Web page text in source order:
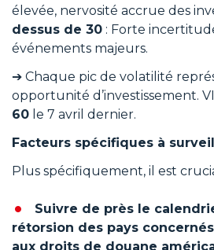
élevée, nervosité accrue des
dessus de 30 : Forte
événements majeurs.
➔ Chaque pic de volatilité
opportunité d’investissement.
60 le 7 avril dernier.
Facteurs spécifiques à
Plus spécifiquement, il est
Suivre de près le
rétorsion des pays
aux droits de douane